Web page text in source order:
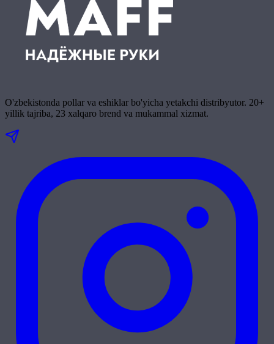
O'zbekistonda pollar va eshiklar bo'yicha yetakchi distribyutor. 20+
yillik tajriba, 23 xalqaro brend va mukammal xizmat.